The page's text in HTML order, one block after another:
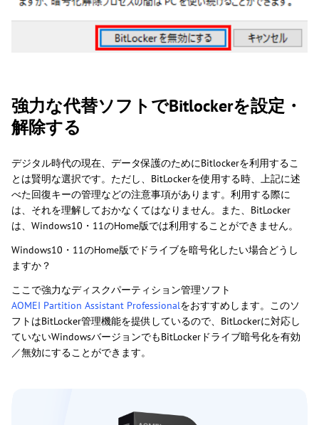
強力な代替ソフトでBitlockerを設定・
解除する
デジタル時代の現在、データ保護のためにBitlockerを利用するこ
とは賢明な選択です。ただし、BitLockerを使用する時、上記に述
べた回復キーの管理などの注意事項があります。利用する際に
は、それを理解しておかなくてはなりません。また、BitLocker
は、Windows10・11のHome版では利用することができません。
Windows10・11のHome版でドライブを暗号化したい場合どうし
ますか？
ここで強力なディスクパーティション管理ソフト
AOMEI Partition Assistant Professionalをおすすめします。このソ
フトはBitLocker管理機能を提供しているので、BitLockerに対応し
ていないWindowsバージョンでもBitLockerドライブ暗号化を有効
／無効にすることができます。